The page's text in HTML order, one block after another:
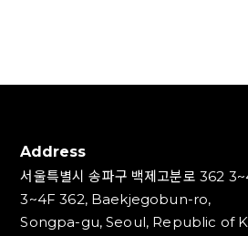
Address
서울특별시 송파구 백제고분로 362
3~4F 362, Baekjegobun-ro,
Songpa-gu, Seoul, Republic of